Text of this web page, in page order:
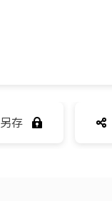
另存